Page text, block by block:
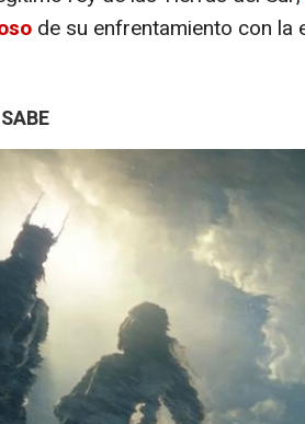
de su enfrentamiento con la